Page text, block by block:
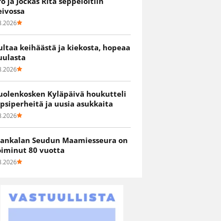
keihäästä ja kiekosta, hopeaa
Kyläpäivä houkutteli
ja uusia asukkaita
Seudun Maamiesseura on
80 vuotta